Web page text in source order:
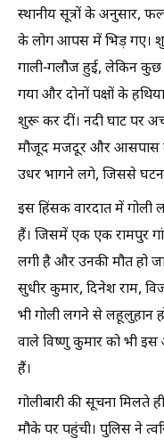
स्थानीय सूत्रों के अनुसार,
के लोग आपस में भिड़ गए।
गाली-गलौज हुई, लेकिन कुछ
गया और दोनों पक्षों के
शुरू कर दीं। नदी घाट पर
मौजूद मजदूर और आसपास के
उधर भागने लगे, जिससे
इस हिंसक वारदात में
हैं। जिसमें एक एक रामपुर
लगी है और उनकी मौत हो
सुधीर कुमार, दिनेश राम,
भी गोली लगने से लहूलुहान
वाले विष्णु कुमार को भी
हैं।
गोलीबारी की सूचना मिलते
मौके पर पहुंची। पुलिस ने